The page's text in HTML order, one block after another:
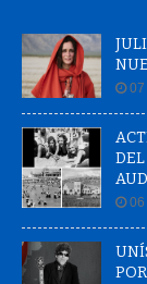
07
06